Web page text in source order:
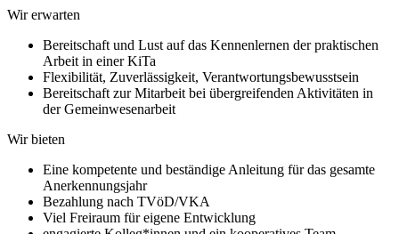
Wir erwarten
Bereitschaft und Lust auf das Kennenlernen der praktischen
Arbeit in einer KiTa
Flexibilität, Zuverlässigkeit, Verantwortungsbewusstsein
Bereitschaft zur Mitarbeit bei übergreifenden Aktivitäten in
der Gemeinwesenarbeit
Wir bieten
Eine kompetente und beständige Anleitung für das gesamte
Anerkennungsjahr
Bezahlung nach TVöD/VKA
Viel Freiraum für eigene Entwicklung